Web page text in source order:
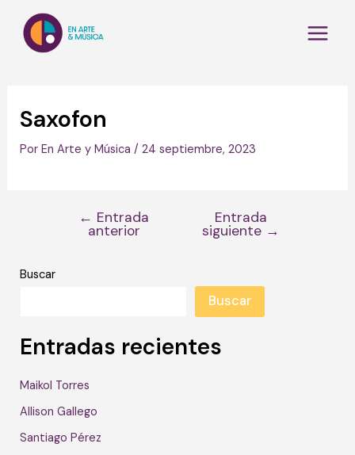
contenido
Saxofon
PorEn Arte y Música/24 septiembre, 2023
Navegación
de
← Entrada
anterior
Entrada
siguiente →
Buscar
Buscar
Entradas recientes
Maikol Torres
Allison Gallego
Santiago Pérez